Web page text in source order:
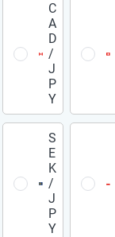
C
A
D
/
J
P
Y
S
E
K
/
J
P
Y